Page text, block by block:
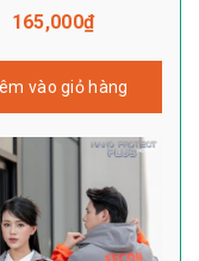
165,000₫
vào giỏ hàng